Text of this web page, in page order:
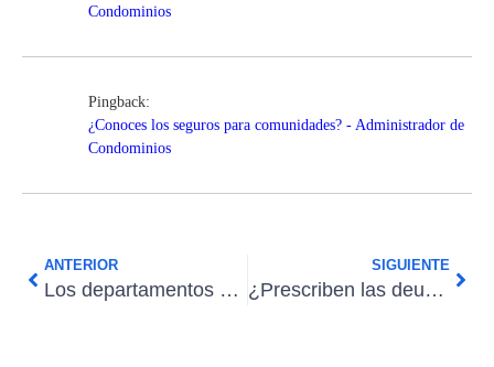
Condominios
Pingback:
¿Conoces los seguros para comunidades? - Administrador de
Condominios
ANTERIOR
Los departamentos en blanco: ventajas y riesgos
SIGUIENTE
¿Prescriben las deudas por gastos comunes?